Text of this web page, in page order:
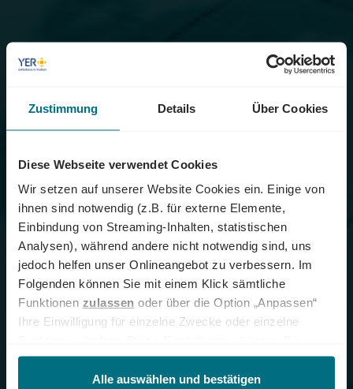
Zustimmung Details Über Cookies
Diese Webseite verwendet Cookies
Wir setzen auf unserer Website Cookies ein. Einige von
ihnen sind notwendig (z.B. für externe Elemente,
Einbindung von Streaming-Inhalten, statistischen
Analysen), während andere nicht notwendig sind, uns
jedoch helfen unser Onlineangebot zu verbessern. Im
Folgenden können Sie mit einem Klick sämtliche
Funktionen zulassen oder über die Option „Anpassen“
Ihre Einwilligung für einzelne Zwecke oder einzelne
jederzeit über unserenCookie-Hinweisaufrufen
und/oder nachträglich jederzeit anpassen. Weitere
Alle auswählen und bestätigen